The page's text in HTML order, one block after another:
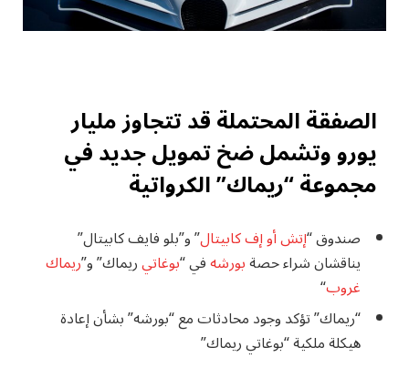
الصفقة المحتملة قد تتجاوز مليار
يورو وتشمل ضخ تمويل جديد في
مجموعة “ريماك” الكرواتية
صندوق “إتش أو إف كابيتال” و”بلو فايف كابيتال”
يناقشان شراء حصةبورشهفي “بوغاتيريماك” و”ريماك
غروب“
“ريماك” تؤكد وجود محادثات مع “بورشه” بشأن إعادة
هيكلة ملكية “بوغاتي ريماك”